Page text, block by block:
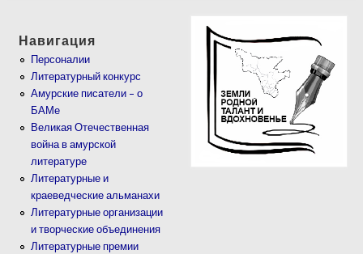
Навигация
Персоналии
Литературный конкурс
Амурские писатели – о
БАМе
Великая Отечественная
война в амурской
литературе
Литературные и
краеведческие альманахи
Литературные организации
и творческие объединения
Литературные премии